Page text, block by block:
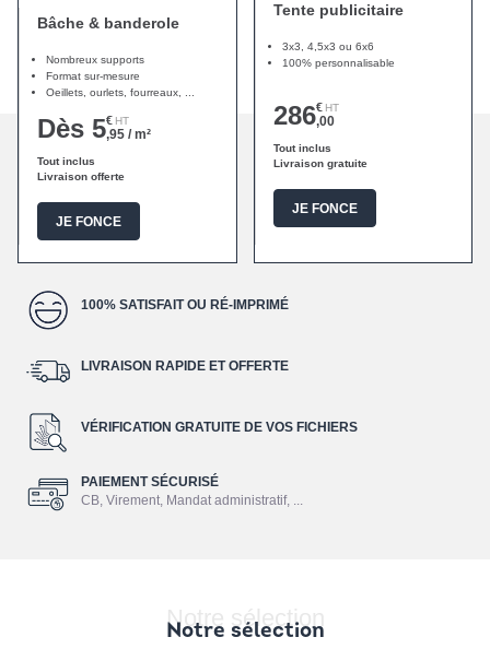
Bâche & banderole
Nombreux supports
Format sur-mesure
Oeillets, ourlets, fourreaux, ...
Dès 5€ HT
,95 / m²
Tout inclus
Livraison offerte
JE FONCE
Tente publicitaire
3x3, 4,5x3 ou 6x6
100% personnalisable
286€ HT
,00
Tout inclus
Livraison gratuite
JE FONCE
100% SATISFAIT OU RÉ-IMPRIMÉ
LIVRAISON RAPIDE ET OFFERTE
VÉRIFICATION GRATUITE DE VOS FICHIERS
PAIEMENT SÉCURISÉ
CB, Virement, Mandat administratif, ...
Notre sélection
Notre sélection